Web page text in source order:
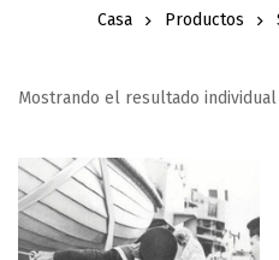
Casa Productos
Mostrando el resultado individual